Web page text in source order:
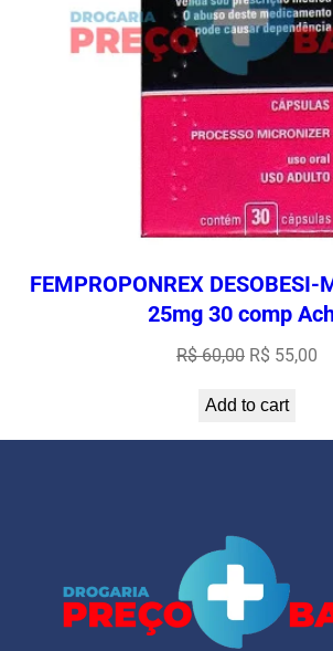
FEMPROPONREX
25mg 30 comp
R$60,00 Original
was:
R$ 55,00
Add to cart